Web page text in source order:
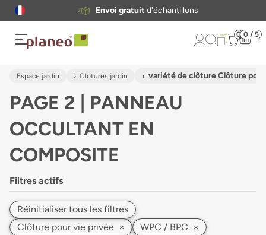
Envoi gratuit d'échantillons
0 0 / 5
Espace jardin Clotures jardin variété de clôture Clôture
PAGE 2 | PANNEAU
OCCULTANT EN
COMPOSITE
Filtres actifs
Réinitialiser tous les filtres
Clôture pour vie privée × WPC / BPC ×